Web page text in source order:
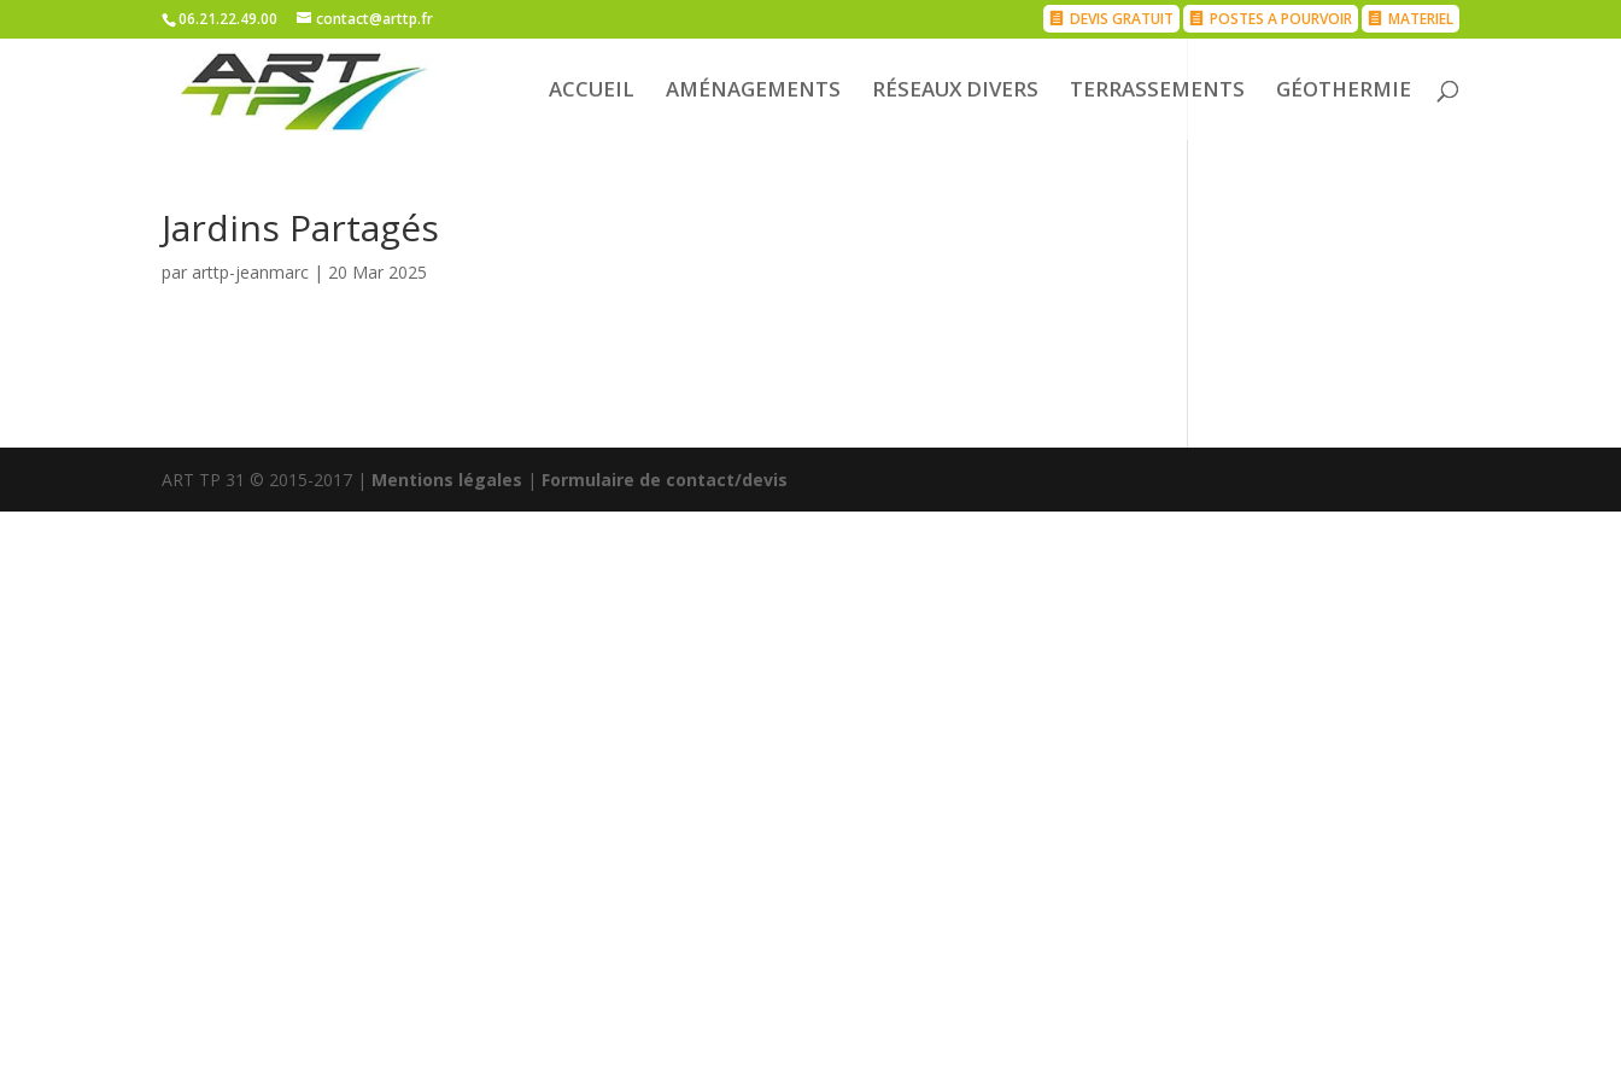
06.21.22.49.00 contact@arttp.fr DEVIS GRATUIT POSTES A POURVOIR MATERIEL
ACCUEIL AMÉNAGEMENTS RÉSEAUX DIVERS TERRASSEMENTS GÉOTHERMIE
Jardins Partagés
par arttp-jeanmarc | 20 Mar 2025
ART TP 31 © 2015-2017 | Mentions légales | Formulaire de contact/devis